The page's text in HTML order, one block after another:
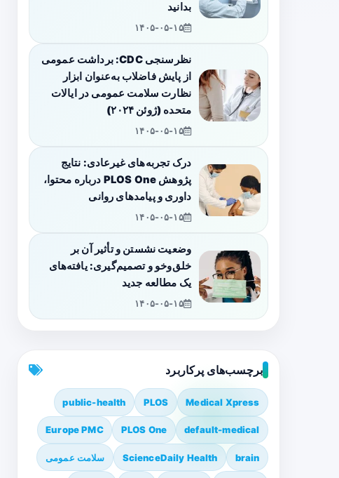
بدانید
۱۴۰۵-۰۵-۱۵
نظرسنجی CDC: برداشت عمومی
از پایش فاضلاب به‌عنوان ابزار
نظارت سلامت عمومی در ایالات
متحده (ژوئن ۲۰۲۴)
۱۴۰۵-۰۵-۱۵
درک تجربه‌های غیرعادی: نتایج
پژوهش PLOS One درباره محتوا،
داوری و پیامدهای روانی
۱۴۰۵-۰۵-۱۵
وضعیت نشستن و تأثیر آن بر
خلق‌وخو و تصمیم‌گیری: یافته‌های
یک مطالعه جدید
۱۴۰۵-۰۵-۱۵
برچسب‌های پرکاربرد
Medical Xpress
PLOS
public-health
default-medical
PLOS One
Europe PMC
brain
ScienceDaily Health سلامت عمومی